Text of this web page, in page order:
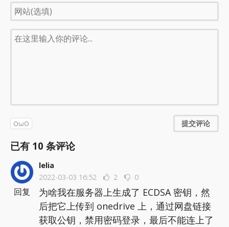
OωO 提交评论
已有 10 条评论
lelia
2022-03-03 16:52
2 0
为啥我在服务器上生成了 ECDSA 密钥，然
后把它上传到 onedrive 上，通过网盘链接
获取公钥，禁用密码登录，最后不能连上了
回复